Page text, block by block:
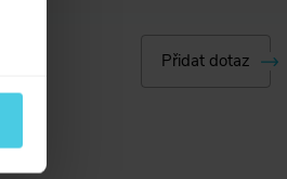
Přidat dotaz